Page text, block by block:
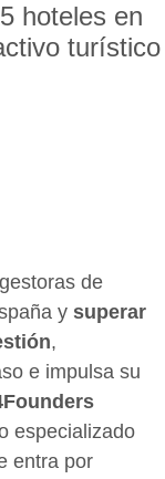
hoteles en
turístico
de
y superar
,
e impulsa su
especializado
entra por